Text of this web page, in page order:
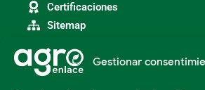
Gestionar
Certificaciones
Sitemap